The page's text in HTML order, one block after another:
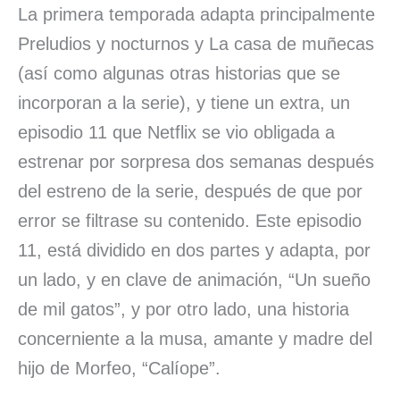
La primera temporada adapta principalmente
Preludios y nocturnos y La casa de muñecas
(así como algunas otras historias que se
incorporan a la serie), y tiene un extra, un
episodio 11 que Netflix se vio obligada a
estrenar por sorpresa dos semanas después
del estreno de la serie, después de que por
error se filtrase su contenido. Este episodio
11, está dividido en dos partes y adapta, por
un lado, y en clave de animación, “Un sueño
de mil gatos”, y por otro lado, una historia
concerniente a la musa, amante y madre del
hijo de Morfeo, “Calíope”.